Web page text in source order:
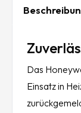
Das
Einsatz in